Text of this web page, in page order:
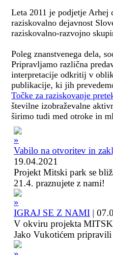
Leta 2011 je podjetje Arhej
raziskovalno dejavnost
raziskovalno-razvojno
Poleg znanstvenega dela,
Pripravljamo različna
interpretacije odkritij v
publikacije, ki jih
Točke za raziskovanje
številne izobraževalne
širimo tudi med otroke in
Vabilo na otvoritev in
19.04.2021
Projekt Mitski park se
21.4. praznujete z nami!
IGRAJ SE Z NAMI |
V okviru projekta
Jako Vukotićem